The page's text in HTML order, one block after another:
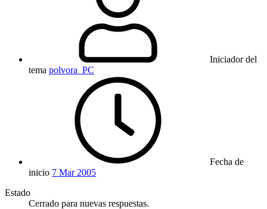
Iniciador del
tema polvora_PC
Fecha de
inicio 7 Mar 2005
Estado
Cerrado para nuevas respuestas.